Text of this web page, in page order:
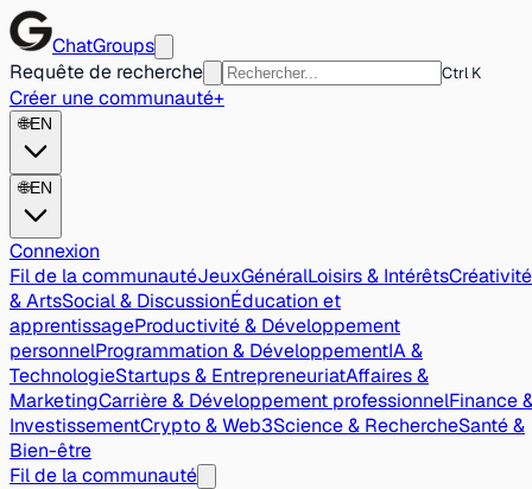
ChatGroups
Requête de recherche
Ctrl K
Créer une communauté+
🌐EN
🌐EN
Connexion
Fil de la communautéJeuxGénéralLoisirs & IntérêtsCréativité
& ArtsSocial & DiscussionÉducation et
apprentissageProductivité & Développement
personnelProgrammation & DéveloppementIA &
TechnologieStartups & EntrepreneuriatAffaires &
MarketingCarrière & Développement professionnelFinance
InvestissementCrypto & Web3Science & RechercheSanté &
Bien-être
Fil de la communauté